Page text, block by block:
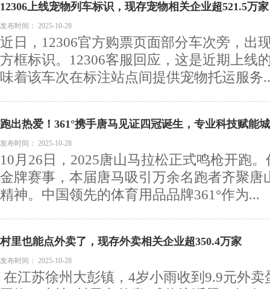
12306上线宠物列车标识，现存宠物相关企业超521.5万家
发布时间： 2025-10-28
近日，12306官方购票页面部分车次旁，出
方框标识。12306客服回应，这是近期上线
味着该车次在标注站点间提供宠物托运服务
跑出热爱！361°携手唐马见证四冠诞生，专业科技赋能
发布时间： 2025-10-28
10月26日，2025唐山马拉松正式鸣枪开跑
金牌赛事，本届唐马吸引万余名跑者齐聚唐
精神。中国领先的体育用品品牌361°作为...
村里也能点外卖了，现存外卖相关企业超350.4万家
发布时间： 2025-10-28
在江苏徐州大彭镇，4岁小雨收到9.9元外